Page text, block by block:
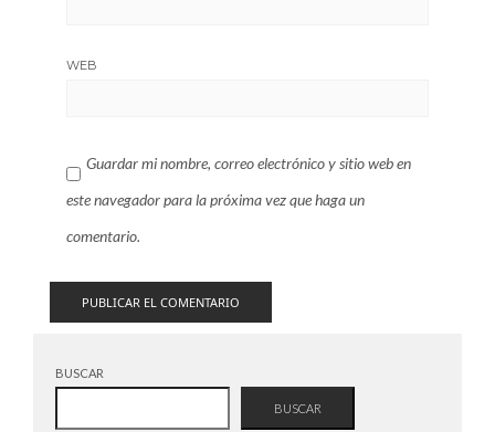
WEB
Guardar mi nombre, correo electrónico y sitio web en
este navegador para la próxima vez que haga un
comentario.
BUSCAR
BUSCAR